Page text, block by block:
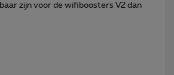
zijn voor de wifiboosters V2 dan